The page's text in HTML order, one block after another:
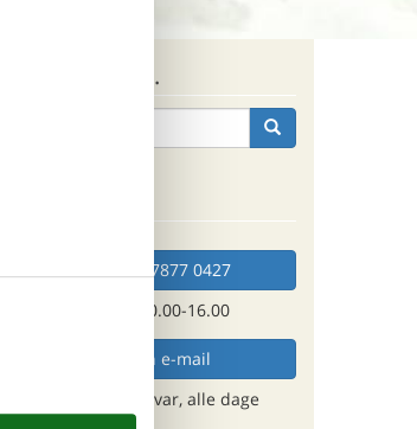
Søg efter husnr.
Ring (+45) 7877 0427
Man. - fre. 10.00-16.00
Send en e-mail
og få et hurtigt svar, alle dage